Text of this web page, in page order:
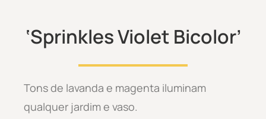
‘Sprinkles Violet Bicolor’
Tons de lavanda e magenta iluminam
qualquer jardim e vaso.